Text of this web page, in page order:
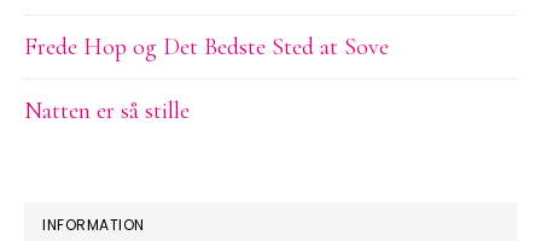
Frede Hop og Det Bedste Sted at Sove
Natten er så stille
INFORMATION